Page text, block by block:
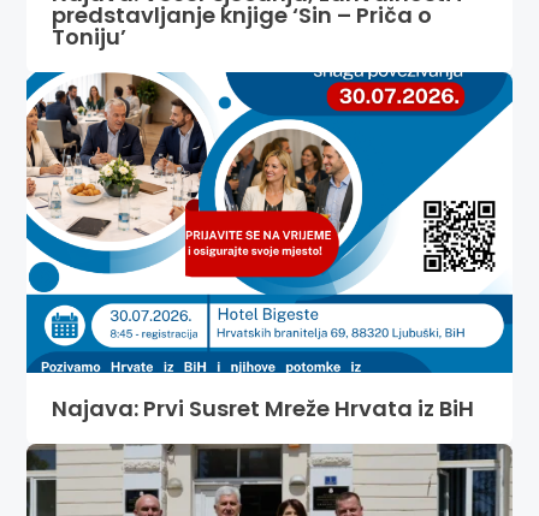
predstavljanje knjige ‘Sin – Priča o
Toniju’
Najava: Prvi Susret Mreže Hrvata iz BiH